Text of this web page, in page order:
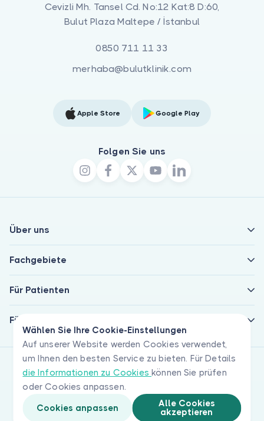
Wählen Sie Ihre Cookie-Einstellungen
Auf unserer Website werden Cookies verwendet,
um Ihnen den besten Service zu bieten. Für Details
die Informationen zu Cookieskönnen Sie prüfen
oder Cookies anpassen.
Cookies anpassen
Alle Cookies
akzeptieren
Cevizli Mh. Tansel Cd. No:12 Kat:8 D:60,
Bulut Plaza Maltepe / İstanbul
0850 711 11 33
merhaba@bulutklinik.com
Apple Store Google Play
Folgen Sie uns
Über uns
Fachgebiete
Für Patienten
Für Ärzte